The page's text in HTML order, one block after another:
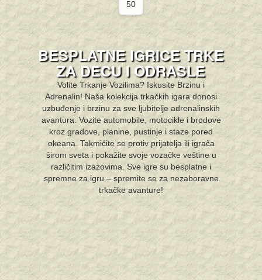
50
BESPLATNE IGRICE TRKE
ZA DECU I ODRASLE
Volite Trkanje Vozilima? Iskusite Brzinu i
Adrenalin! Naša kolekcija trkačkih igara donosi
uzbuđenje i brzinu za sve ljubitelje adrenalinskih
avantura. Vozite automobile, motocikle i brodove
kroz gradove, planine, pustinje i staze pored
okeana. Takmičite se protiv prijatelja ili igrača
širom sveta i pokažite svoje vozačke veštine u
različitim izazovima. Sve igre su besplatne i
spremne za igru – spremite se za nezaboravne
trkačke avanture!